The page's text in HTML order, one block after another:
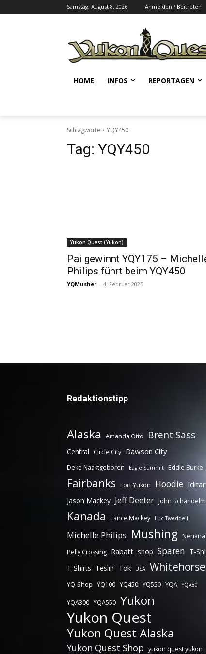
Samstag, August 8, 2026 Anmelden / Beitreten
HOME INFOS REPORTAGEN
Schlagworte YQY450
Tag: YQY450
Yukon Quest (Yukon)
Pai gewinnt YQY175 –
Philips führt beim YQY450
YQMusher - 4. Februar 2025
Redaktionstipp
Alaska Amanda Otto Brent Sass
Central Circle City Dawson City
Deke Naaktgeboren Eagle Summit Eddie Burke
Fairbanks Fort Yukon Hoodie
Jason Mackey Jeff Deeter John
Kanada Lance Mackey Luc Tweddell
Michelle Philips Mushing
Nenana
Pelly Crossing Rabatt shop Sparen T-
T-Shirts Teslin Tok USA Whitehorse
YQ-Shop YQ100 YQ450 YQ550 YQA YQA80
YQA300 YQA550 Yukon
Yukon Quest
Yukon Quest Alaska
Yukon Quest Shop yukon quest yukon